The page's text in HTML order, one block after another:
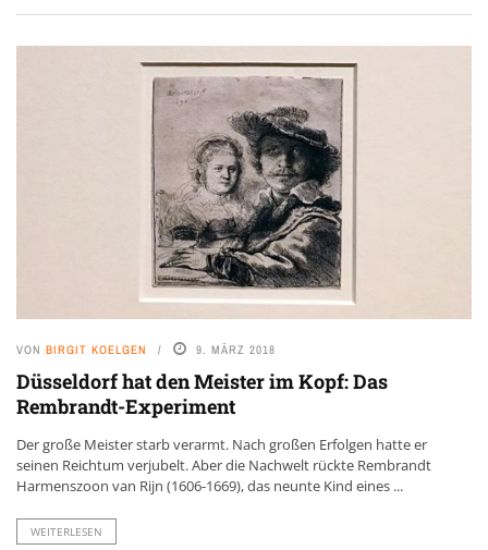
VON BIRGIT KOELGEN 9. MÄRZ 2018
Düsseldorf hat den Meister im Kopf: Das
Rembrandt-Experiment
Der große Meister starb verarmt. Nach großen Erfolgen hatte er
seinen Reichtum verjubelt. Aber die Nachwelt rückte Rembrandt
Harmenszoon van Rijn (1606-1669), das neunte Kind eines ...
WEITERLESEN